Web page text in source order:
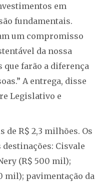
em
fundamentais.
um compromisso
da nossa
farão a diferença
A entrega, disse
Legislativo e
de R$ 2,3 milhões. Os
Cisvale
(R$ 500 mil);
mil); pavimentação da